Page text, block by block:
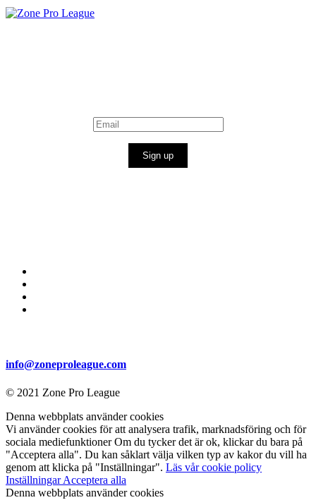
Sign up
info@zoneproleague.com
© 2021 Zone Pro League
Denna webbplats använder cookies
Vi använder cookies för att analysera trafik, marknadsföring och för
sociala mediefunktioner Om du tycker det är ok, klickar du bara på
"Acceptera alla". Du kan såklart välja vilken typ av kakor du vill ha
genom att klicka på "Inställningar". Läs vår cookie policy
InställningarAcceptera alla
Denna webbplats använder cookies